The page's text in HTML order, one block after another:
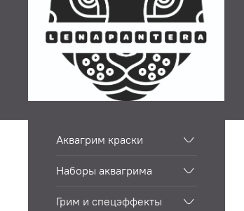
Аквагрим краски
Наборы аквагрима
Грим и спецэффекты